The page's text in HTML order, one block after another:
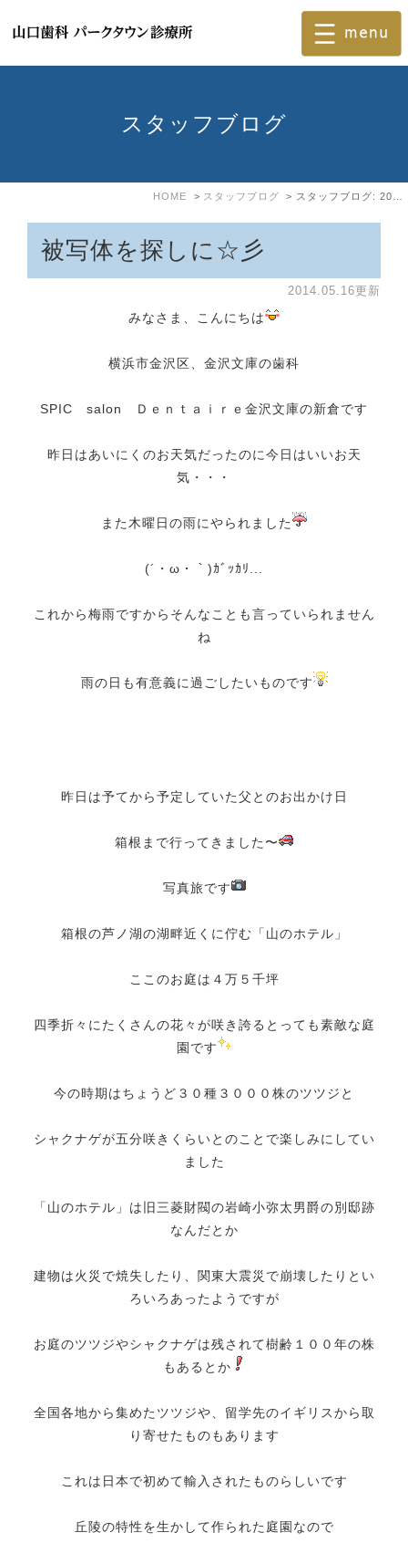
スタッフブログ
HOME スタッフブログ
被写体を探しに☆彡
2014.05.16更新
みなさま、こんにちは
横浜市金沢区、金沢文庫の歯科
SPIC salon Ｄｅｎｔａｉｒｅ金沢文庫の新倉です
昨日はあいにくのお天気だったのに今日はいいお天
気・・・
また木曜日の雨にやられました
(´・ω・｀)ｶﾞｯｶﾘ...
これから梅雨ですからそんなことも言っていられません
ね
雨の日も有意義に過ごしたいものです
昨日は予てから予定していた父とのお出かけ日
箱根まで行ってきました〜
写真旅です
箱根の芦ノ湖の湖畔近くに佇む「山のホテル」
ここのお庭は４万５千坪
四季折々にたくさんの花々が咲き誇るとっても素敵な庭
園です
今の時期はちょうど３０種３０００株のツツジと
シャクナゲが五分咲きくらいとのことで楽しみにしてい
ました
「山のホテル」は旧三菱財閥の岩崎小弥太男爵の別邸跡
なんだとか
建物は火災で焼失したり、関東大震災で崩壊したりとい
ろいろあったようですが
お庭のツツジやシャクナゲは残されて樹齢１００年の株
もあるとか
全国各地から集めたツツジや、留学先のイギリスから取
り寄せたものもあります
これは日本で初めて輸入されたものらしいです
丘陵の特性を生かして作られた庭園なので